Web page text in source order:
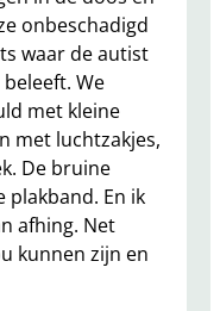
onbeschadigd
waar de autist
We
met kleine
met luchtzakjes,
De bruine
En ik
afhing. Net
kunnen zijn en